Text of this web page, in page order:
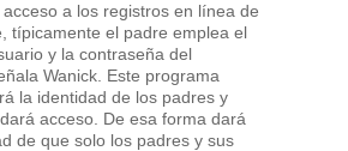
a los registros en línea de
típicamente el padre emplea el
y la contraseña del
Wanick. Este programa
la identidad de los padres y
acceso. De esa forma dará
de que solo los padres y sus